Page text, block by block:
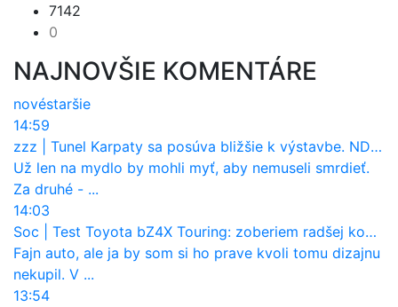
7142
0
NAJNOVŠIE KOMENTÁRE
novéstaršie
14:59
zzz
Tunel Karpaty sa posúva bližšie k výstavbe. NDS urobila dôležitý krok
Už len na mydlo by mohli myť, aby nemuseli smrdieť.
Za druhé - ...
14:03
Soc
Test Toyota bZ4X Touring: zoberiem radšej kombi
Fajn auto, ale ja by som si ho prave kvoli tomu dizajnu
nekupil. V ...
13:54